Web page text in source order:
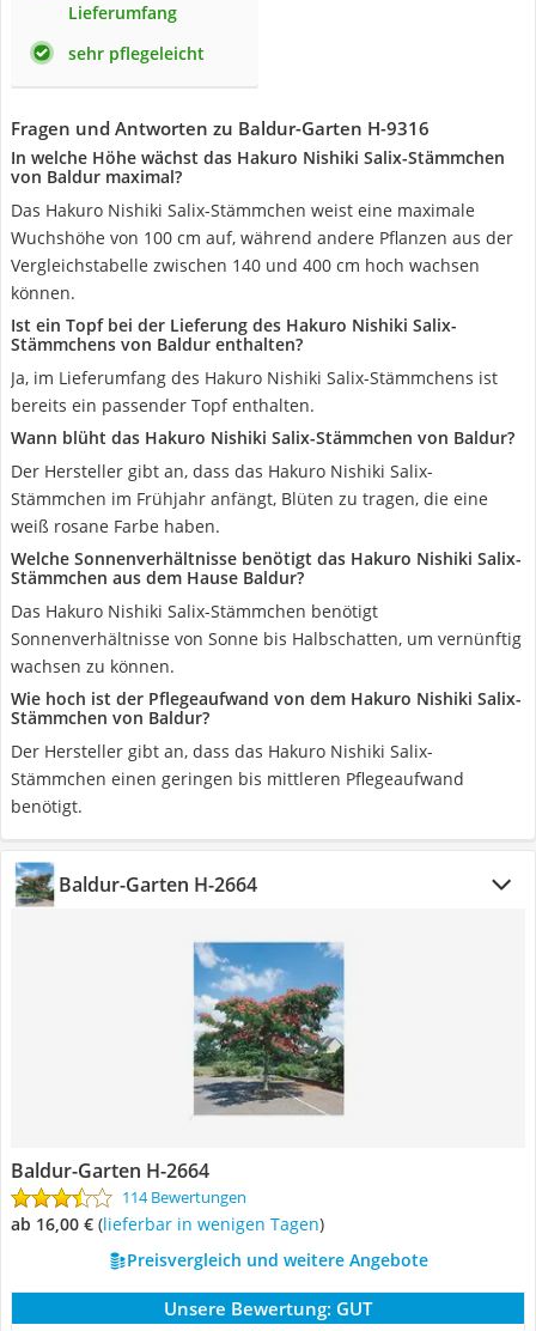
Lieferumfang
sehr pflegeleicht
Fragen und Antworten zu Baldur-Garten H-9316
In welche Höhe wächst das Hakuro Nishiki Salix-Stämmchen
von Baldur maximal?
Das Hakuro Nishiki Salix-Stämmchen weist eine maximale
Wuchshöhe von 100 cm auf, während andere Pflanzen aus der
Vergleichstabelle zwischen 140 und 400 cm hoch wachsen
können.
Ist ein Topf bei der Lieferung des Hakuro Nishiki Salix-
Stämmchens von Baldur enthalten?
Ja, im Lieferumfang des Hakuro Nishiki Salix-Stämmchens ist
bereits ein passender Topf enthalten.
Wann blüht das Hakuro Nishiki Salix-Stämmchen von Baldur?
Der Hersteller gibt an, dass das Hakuro Nishiki Salix-
Stämmchen im Frühjahr anfängt, Blüten zu tragen, die eine
weiß rosane Farbe haben.
Welche Sonnenverhältnisse benötigt das Hakuro Nishiki Salix-
Stämmchen aus dem Hause Baldur?
Das Hakuro Nishiki Salix-Stämmchen benötigt
Sonnenverhältnisse von Sonne bis Halbschatten, um vernünftig
wachsen zu können.
Wie hoch ist der Pflegeaufwand von dem Hakuro Nishiki Salix-
Stämmchen von Baldur?
Der Hersteller gibt an, dass das Hakuro Nishiki Salix-
Stämmchen einen geringen bis mittleren Pflegeaufwand
benötigt.
Baldur-Garten H-2664
Baldur-Garten H-2664
114 Bewertungen
ab 16,00 € ( Lieferbar in wenigen Tagen)
Preisvergleich und weitere Angebote
Unsere Bewertung: GUT